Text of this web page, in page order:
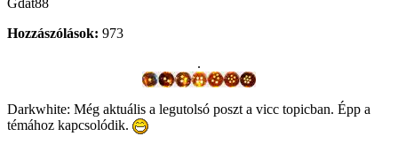
Gdat88
Hozzászólások: 973
.
Darkwhite: Még aktuális a legutolsó poszt a vicc topicban. Épp a
témához kapcsolódik.